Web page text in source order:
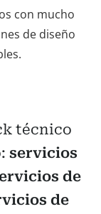
con mucho
de diseño
técnico
servicios
de
de